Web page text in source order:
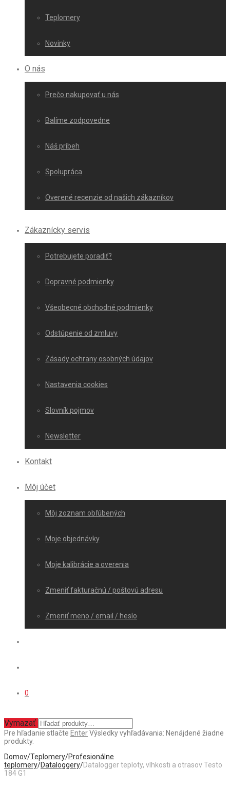
Teplomery
Novinky
O nás
Prečo nakupovať u nás
Balíme zodpovedne
Náš príbeh
Spolupráca
Overené recenzie od našich zákazníkov
Zákaznícky servis
Potrebujete poradiť?
Dopravné podmienky
Všeobecné obchodné podmienky
Odstúpenie od zmluvy
Zásady ochrany osobných údajov
Nastavenia cookies
Slovník pojmov
Newsletter
Kontakt
Môj účet
Môj zoznam obľúbených
Moje objednávky
Moje kalibrácie a overenia
Zmeniť fakturačnú / poštovú adresu
Zmeniť meno / email / heslo
0
Vymazať
Pre hľadanie stlačte EnterVýsledky vyhľadávania: Nenájdené žiadne
produkty.
Domov/Teplomery/Profesionálne
teplomery/Dataloggery/Datalogger teploty, vlhkosti a otrasov Testo
184 G1